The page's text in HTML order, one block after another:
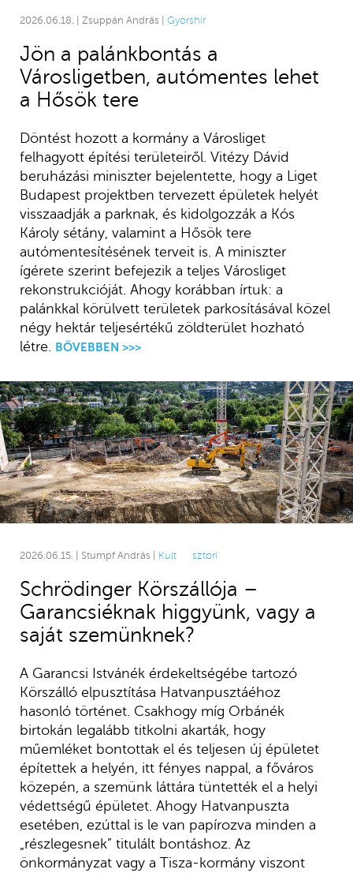
2026.06.18. | Zsuppán András | Gyorshír
Jön a palánkbontás a
Városligetben, autómentes lehet
a Hősök tere
Döntést hozott a kormány a Városliget
felhagyott építési területeiről. Vitézy Dávid
beruházási miniszter bejelentette, hogy a Liget
Budapest projektben tervezett épületek helyét
visszaadják a parknak, és kidolgozzák a Kós
Károly sétány, valamint a Hősök tere
autómentesítésének terveit is. A miniszter
ígérete szerint befejezik a teljes Városliget
rekonstrukcióját. Ahogy korábban írtuk: a
palánkkal körülvett területek parkosításával közel
négy hektár teljesértékű zöldterület hozható
létre.
BŐVEBBEN >>>
2026.06.15. | Stumpf András | Kult sztori
Schrödinger Körszállója –
Garancsiéknak higgyünk, vagy a
saját szemünknek?
A Garancsi Istvánék érdekeltségébe tartozó
Körszálló elpusztítása Hatvanpusztáéhoz
hasonló történet. Csakhogy míg Orbánék
birtokán legalább titkolni akarták, hogy
műemléket bontottak el és teljesen új épületet
építettek a helyén, itt fényes nappal, a főváros
közepén, a szemünk láttára tüntették el a helyi
védettségű épületet. Ahogy Hatvanpuszta
esetében, ezúttal is le van papírozva minden a
„részlegesnek” titulált bontáshoz. Az
önkormányzat vagy a Tisza-kormány viszont